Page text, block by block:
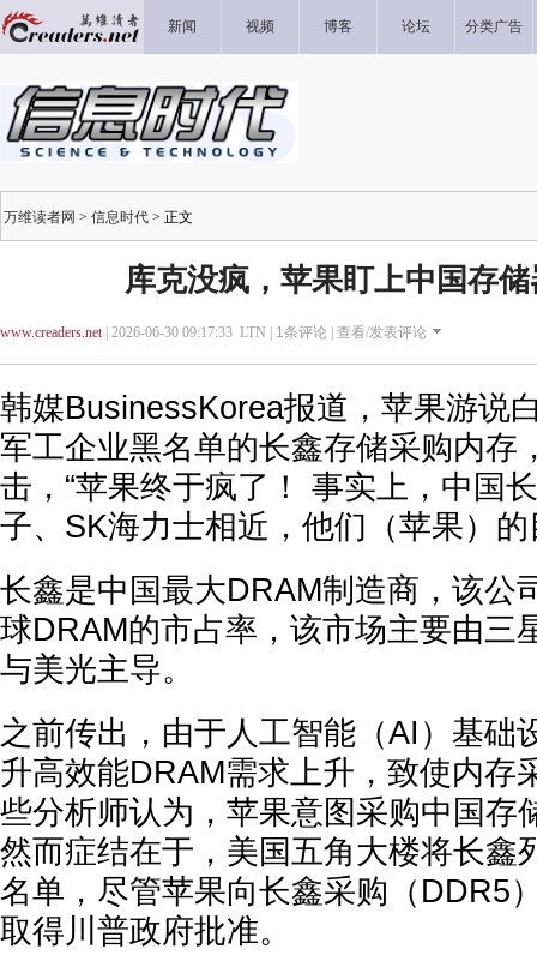
新闻 视频 博客 论坛 分类广告
万维读者网 > 信息时代 > 正文
库克没疯，苹果盯上中国存
www.creaders.net| 2026-06-30 09:17:33 LTN | 1条评论 | 查看/发表评论
韩媒BusinessKorea报道，苹果游说
军工企业黑名单的长鑫存储采购内存
击，“苹果终于疯了！ 事实上，中国
子、SK海力士相近，他们（苹果）的
长鑫是中国最大DRAM制造商，该公
球DRAM的市占率，该市场主要由三
与美光主导。
之前传出，由于人工智能（AI）基础
升高效能DRAM需求上升，致使内存
些分析师认为，苹果意图采购中国存
然而症结在于，美国五角大楼将长鑫
名单，尽管苹果向长鑫采购（DDR5
取得川普政府批准。